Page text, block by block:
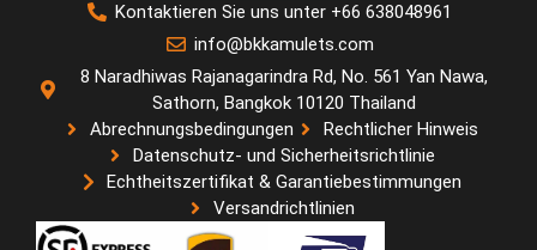
Kontaktieren Sie uns unter +66 638048961
info@bkkamulets.com
8 Naradhiwas Rajanagarindra Rd, No. 561 Yan Nawa,
Sathorn, Bangkok 10120 Thailand
Abrechnungsbedingungen
Rechtlicher Hinweis
Datenschutz- und Sicherheitsrichtlinie
Echtheitszertifikat & Garantiebestimmungen
Versandrichtlinien